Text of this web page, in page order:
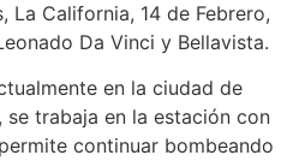
La California, 14 de Febrero,
Da Vinci y Bellavista.
en la ciudad de
se trabaja en la estación con
continuar bombeando